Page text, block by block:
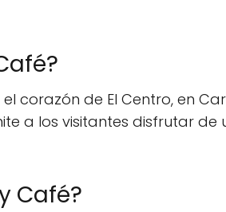
corazón de El Centro, en
a los visitantes disfrutar
Café?